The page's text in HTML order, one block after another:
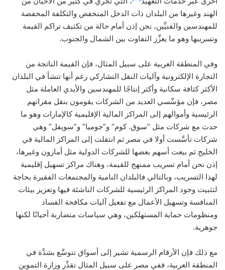
الهند وغيرها من البلدان ذات الدخل المنخفض والتكلفة المخفضة
للمهندسين والفنيِّين، نحن إذن أمام حالة من تكثيف تراكم القيمة
وتسريبها وهو ما يعزِّز التفاوت بين الشمال والجنوب.
وفي المنطقة العربية على سبيل المثال، فإن القيمة الناتجة من
التجارة الإلكترونية وآليات النقل التشاركي رغم أنها تنشأ في البلدان
الأكثر كثافة سكانية وأكثر إنتاجًا للمهندسين والأيدي العاملة مثل
مصر، فإن مؤسِّسي العديد من الشركات يقومون بنقل مقراتهم
الرئيسية وأموالهم إلى المراكز المالية الإقليمية كالإمارات وهو ما
حدث مع شركات مثل “سوق. كوم” و”جوميا” و”سويفل” وهي
شركات تأسَّست أولا في مصر ثم انتقلت إلى المراكز المالية في
الخليج ثم بيعت أسهم بعضها للشركات الدولية مثل أمازون وغيرها،
إذن نحن أمام تسريب ممنهج للقيمة، وهناك مراكز تسهيل إقليمية
لهذا التسريب، وبالتالي فالبلدان النامية والمجتمعات الفقيرة بحاجة
لتثبيت وجود المراكز الرئيسية للشركات الناشئة فيها وتعزيز بيئات
المنافسة وتسهيل الأعمال مع تفعيل آليات مكافحة الفساد
ومنظومات حماية المستهلكين، وهي سياسات متضاربة أحيانًا لكنها
جوهرية.
مع ذلك فإن الأرقام الرسمية تشير إلى أسواق تتوسَّع بشدَّة في
المنطقة العربية، ففي مصر على سبيل المثال تقدِّر وزارة التموين